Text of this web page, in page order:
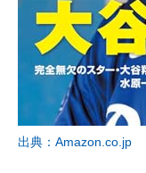
ITエンジニア向け専
企業向けIT製品の総
IT製品の技術・比較
製造業のIT導入・活
出典：Amazon.co.jp